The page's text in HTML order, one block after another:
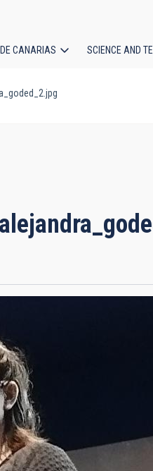
CANARIAS SCIENCE AND